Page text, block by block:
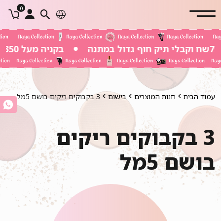
0
בקניה מעל 350 שח משלוח חינם
עמוד הבית חנות המוצרים בישום 3 בקבוקים ריקים בושם 5מל
3 בקבוקים ריקים
בושם 5מל